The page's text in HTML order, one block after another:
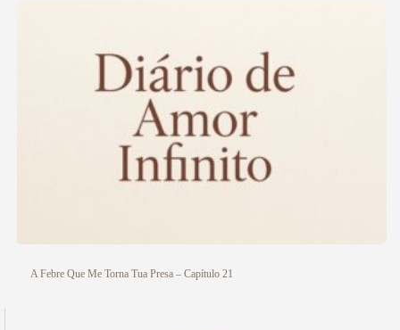
A Febre Que Me Torna Tua Presa – Capítulo 21